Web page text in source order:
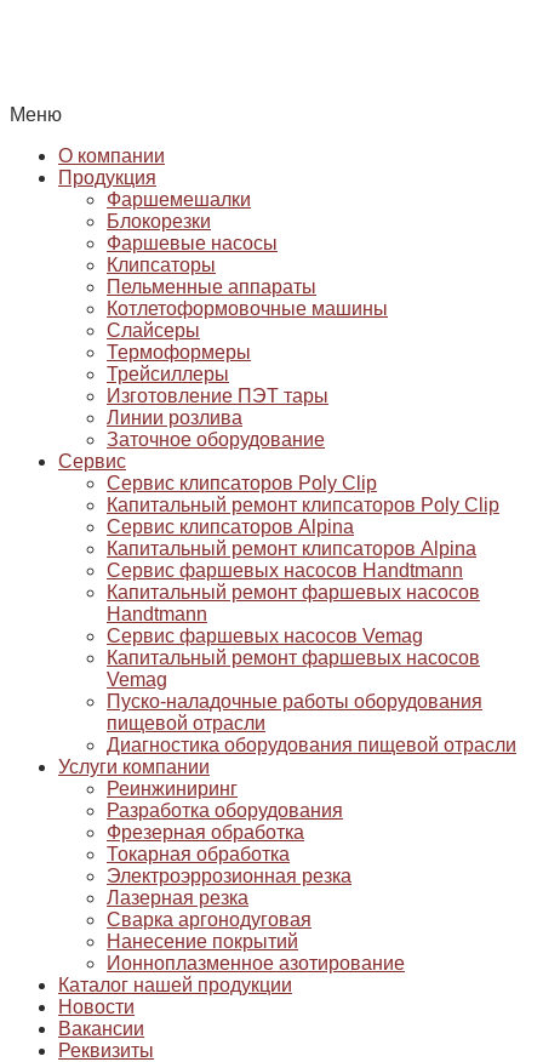
Меню
О компании
Продукция
Фаршемешалки
Блокорезки
Фаршевые насосы
Клипсаторы
Пельменные аппараты
Котлетоформовочные машины
Слайсеры
Термоформеры
Трейсиллеры
Изготовление ПЭТ тары
Линии розлива
Заточное оборудование
Сервис
Сервис клипсаторов Poly Clip
Капитальный ремонт клипсаторов Poly Clip
Сервис клипсаторов Alpina
Капитальный ремонт клипсаторов Alpina
Сервис фаршевых насосов Handtmann
Капитальный ремонт фаршевых насосов
Handtmann
Сервис фаршевых насосов Vemag
Капитальный ремонт фаршевых насосов
Vemag
Пуско-наладочные работы оборудования
пищевой отрасли
Диагностика оборудования пищевой отрасли
Услуги компании
Реинжиниринг
Разработка оборудования
Фрезерная обработка
Токарная обработка
Электроэррозионная резка
Лазерная резка
Сварка аргонодуговая
Нанесение покрытий
Ионноплазменное азотирование
Каталог нашей продукции
Новости
Вакансии
Реквизиты